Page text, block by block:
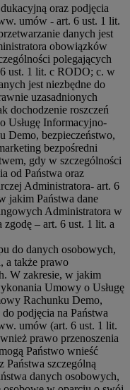
oraz podjęcia
umów - art. 6 ust. 1 lit.
danych jest
obowiązków
polegających
ust. 1 lit. c RODO; c. w
jest niezbędne do
uzasadnionych
dochodzenie roszczeń
Usługę Informacyjno-
Demo, bezpieczeństwo,
bezpośredni
gdy w szczególności
od Państwa oraz
Administratora- art. 6
jakim Państwa dane
Administratora w
zgodę – art. 6 ust. 1 lit. a
do danych osobowych,
a także prawo
W zakresie, w jakim
Umowy o Usługę
Rachunku Demo,
podjęcia na Państwa
umów (art. 6 ust. 1 lit.
prawo przenoszenia
Państwo wnieść
Państwa szczególną
danych osobowych,